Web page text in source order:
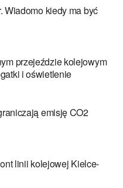
Wiadomo kiedy ma być
przejeździe kolejowym
i oświetlenie
emisję CO2
linii kolejowej Kielce-